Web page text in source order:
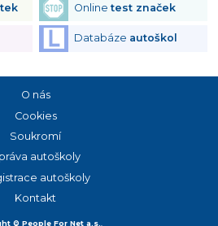
Onlinetest značek
Databáze autoškol
© People For Net a.s.,
O nás
Cookies
Soukromí
autoškoly
autoškoly
Kontakt